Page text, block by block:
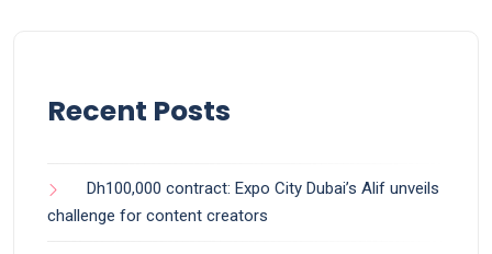
Recent Posts
Dh100,000 contract: Expo City Dubai’s Alif unveils
challenge for content creators